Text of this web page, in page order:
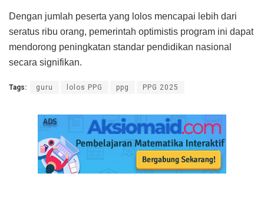
Dengan jumlah peserta yang lolos mencapai lebih dari
seratus ribu orang, pemerintah optimistis program ini dapat
mendorong peningkatan standar pendidikan nasional
secara signifikan.
Tags: guru lolos PPG ppg PPG 2025